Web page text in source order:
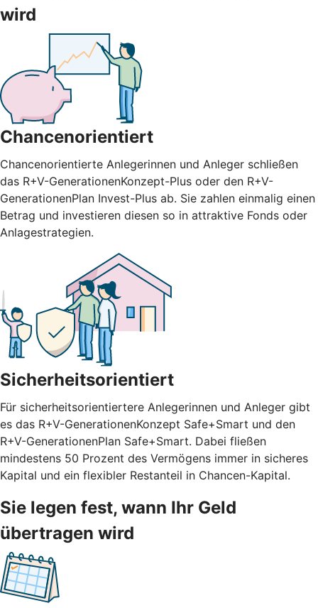
wird
Chancenorientiert
Chancenorientierte Anlegerinnen und Anleger schließen
das R+V-GenerationenKonzept-Plus oder den R+V-
GenerationenPlan Invest-Plus ab. Sie zahlen einmalig einen
Betrag und investieren diesen so in attraktive Fonds oder
Anlagestrategien.
Sicherheitsorientiert
Für sicherheitsorientiertere Anlegerinnen und Anleger gibt
es das R+V-GenerationenKonzept Safe+Smart und den
R+V-GenerationenPlan Safe+Smart. Dabei fließen
mindestens 50 Prozent des Vermögens immer in sicheres
Kapital und ein flexibler Restanteil in Chancen-Kapital.
Sie legen fest, wann Ihr Geld
übertragen wird